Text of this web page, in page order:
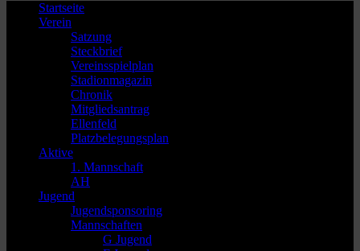
Startseite
Verein
Satzung
Steckbrief
Vereinsspielplan
Stadionmagazin
Chronik
Mitgliedsantrag
Ellenfeld
Platzbelegungsplan
Aktive
1. Mannschaft
AH
Jugend
Jugendsponsoring
Mannschaften
G Jugend